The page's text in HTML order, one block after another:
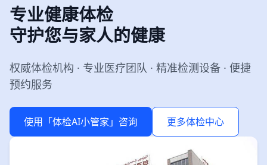
专业健康体检
守护您与家人的健康
权威体检机构 · 专业医疗团队 · 精准检测设备 · 便捷
预约服务
使用「体检AI小管家」咨询 更多体检中心